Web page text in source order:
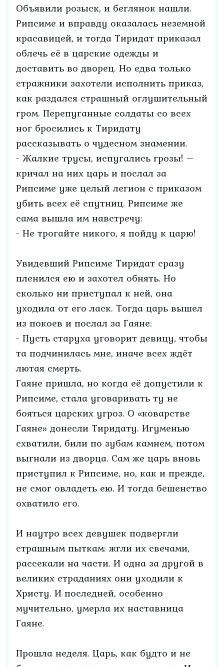
Объявили розыск, и беглянок нашли.
Рипсиме и вправду оказалась неземной
красавицей, и тогда Тиридат приказал
облечь её в царские одежды и
доставить во дворец. Но едва только
стражники захотели исполнить приказ,
как раздался страшный оглушительный
гром. Перепуганные солдаты со всех
ног бросились к Тиридату
рассказывать о чудесном знамении.
- Жалкие трусы, испугались грозы! –
кричал на них царь и послал за
Рипсиме уже целый легион с приказом
убить всех её спутниц. Рипсиме же
сама вышла им навстречу:
- Не трогайте никого, я пойду к царю!
Увидевший Рипсиме Тиридат сразу
пленился ею и захотел обнять. Но
сколько ни приступал к ней, она
уходила от его ласк. Тогда царь вышел
из покоев и послал за Гаяне:
- Пусть старуха уговорит девицу, чтобы
та подчинилась мне, иначе всех ждёт
лютая смерть.
Гаяне пришла, но когда её допустили к
Рипсиме, стала уговаривать ту не
бояться царских угроз. О «коварстве
Гаяне» донесли Тиридату. Игуменью
схватили, били по зубам камнем, потом
выгнали из дворца. Сам же царь вновь
приступил к Рипсиме, но, как и прежде,
не смог овладеть ею. И тогда бешенство
охватило его.
И наутро всех девушек подвергли
страшным пыткам: жгли их свечами,
рассекали на части. И одна за другой в
великих страданиях они уходили к
Христу. И последней, особенно
мучительно, умерла их наставница
Гаяне.
Прошла неделя. Царь, как будто и не